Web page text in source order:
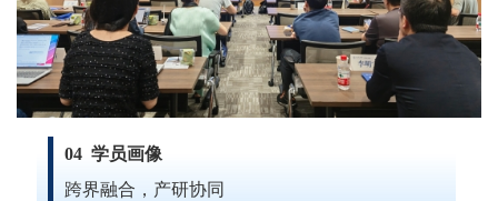
04 学员画像
跨界融合，产研协同